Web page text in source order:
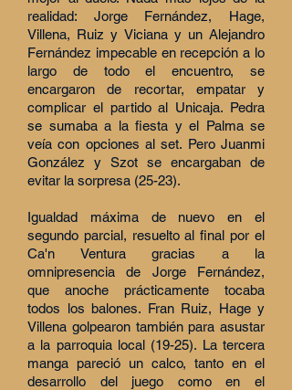
realidad: Jorge Fernández, Hage,
Villena, Ruiz y Viciana y un Alejandro
Fernández impecable en recepción a lo
largo de todo el encuentro, se
encargaron de recortar, empatar y
complicar el partido al Unicaja. Pedra
se sumaba a la fiesta y el Palma se
veía con opciones al set. Pero Juanmi
González y Szot se encargaban de
evitar la sorpresa (25-23).
Igualdad máxima de nuevo en el
segundo parcial, resuelto al final por el
Ca'n Ventura gracias a la
omnipresencia de Jorge Fernández,
que anoche prácticamente tocaba
todos los balones. Fran Ruiz, Hage y
Villena golpearon también para asustar
a la parroquia local (19-25). La tercera
manga pareció un calco, tanto en el
desarrollo del juego como en el